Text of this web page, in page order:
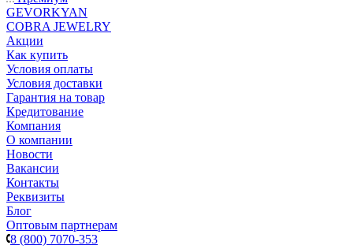
GEVORKYAN
COBRA JEWELRY
Акции
Как купить
Условия оплаты
Условия доставки
Гарантия на товар
Кредитование
Компания
О компании
Новости
Вакансии
Контакты
Реквизиты
Блог
Оптовым партнерам
8 (800) 7070-353